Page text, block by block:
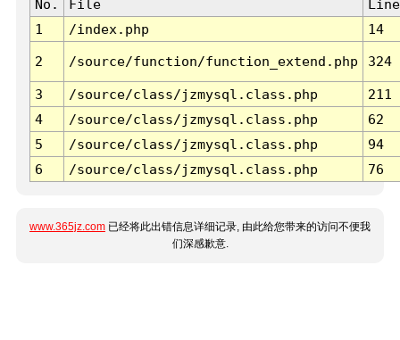
No. File
Line
1
/index.php 14
2 /source/function/function_extend.php 324
3 /source/class/jzmysql.class.php
211
4
/source/class/jzmysql.class.php
62
5
/source/class/jzmysql.class.php
94
6
/source/class/jzmysql.class.php 76
www.365jz.com 已经将此出错信息详细记录, 由此给您带来的访问不便我
们深感歉意.